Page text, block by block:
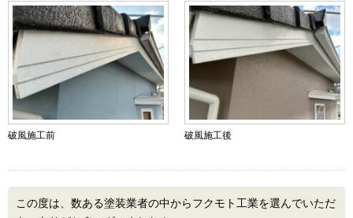
破風施工前 破風施工後
この度は、数ある塗装業者の中からフクモト工業を選んでいただ